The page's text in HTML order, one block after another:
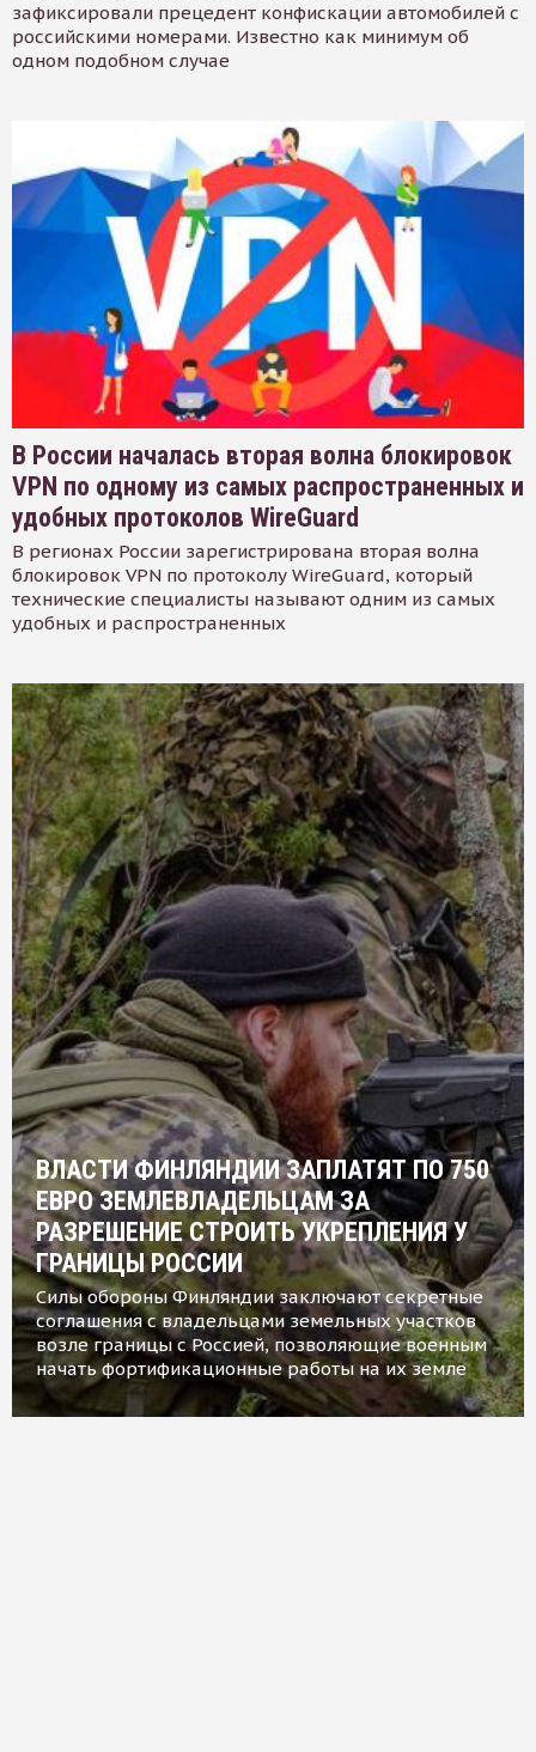
зафиксировали прецедент конфискации автомобилей с
российскими номерами. Известно как минимум об
одном подобном случае
В России началась вторая волна блокировок
VPN по одному из самых распространенных и
удобных протоколов WireGuard
В регионах России зарегистрирована вторая волна
блокировок VPN по протоколу WireGuard, который
технические специалисты называют одним из самых
удобных и распространенных
ВЛАСТИ ФИНЛЯНДИИ ЗАПЛАТЯТ ПО 750
ЕВРО ЗЕМЛЕВЛАДЕЛЬЦАМ ЗА
РАЗРЕШЕНИЕ СТРОИТЬ УКРЕПЛЕНИЯ У
ГРАНИЦЫ РОССИИ
Силы обороны Финляндии заключают секретные
соглашения с владельцами земельных участков
возле границы с Россией, позволяющие военным
начать фортификационные работы на их земле